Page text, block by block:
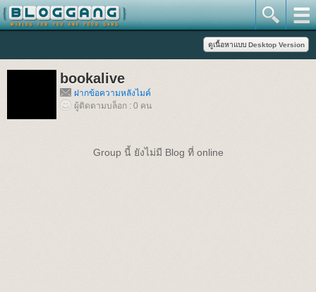
bookalive
ฝากข้อความหลังไมค์
ผู้ติดตามบล็อก : 0 คน
Group นี้ ยังไม่มี Blog ที่ online